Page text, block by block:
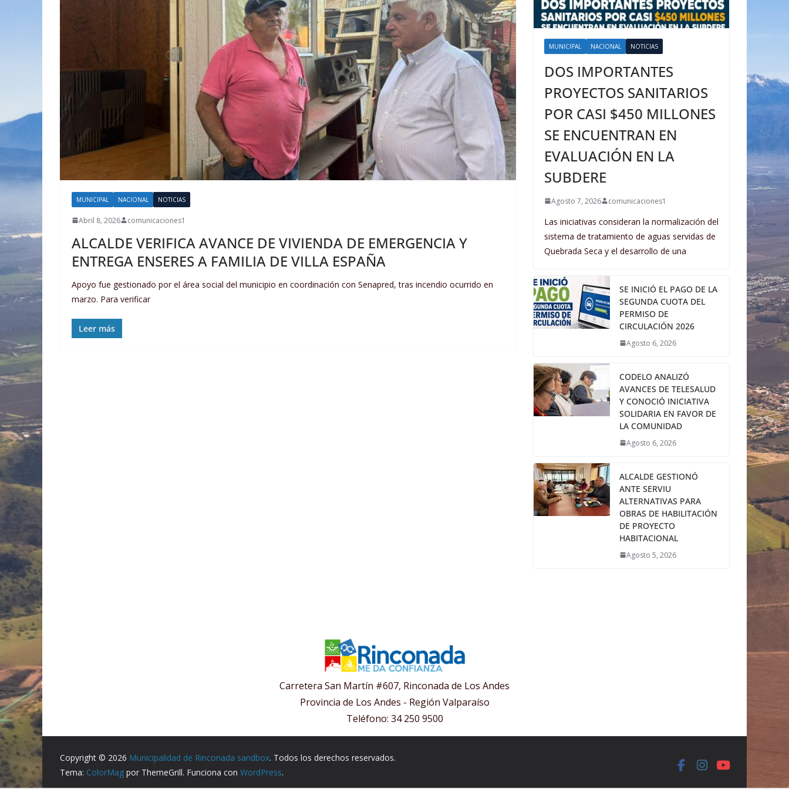
MUNICIPAL NACIONAL NOTICIAS
Abril 8, 2026 comunicaciones1
ALCALDE VERIFICA AVANCE DE VIVIENDA DE EMERGENCIA Y
ENTREGA ENSERES A FAMILIA DE VILLA ESPAÑA
Apoyo fue gestionado por el área social del municipio en coordinación con Senapred, tras incendio ocurrido en
marzo. Para verificar
Leer más
MUNICIPAL NACIONAL NOTICIAS
DOS IMPORTANTES
PROYECTOS SANITARIOS
POR CASI $450 MILLONES
SE ENCUENTRAN EN
EVALUACIÓN EN LA
SUBDERE
Agosto 7, 2026 comunicaciones1
Las iniciativas consideran la normalización del
sistema de tratamiento de aguas servidas de
Quebrada Seca y el desarrollo de una
SE INICIÓ EL PAGO DE LA
SEGUNDA CUOTA DEL
PERMISO DE
CIRCULACIÓN 2026
Agosto 6, 2026
CODELO ANALIZÓ
AVANCES DE TELESALUD
Y CONOCIÓ INICIATIVA
SOLIDARIA EN FAVOR DE
LA COMUNIDAD
Agosto 6, 2026
ALCALDE GESTIONÓ
ANTE SERVIU
ALTERNATIVAS PARA
OBRAS DE HABILITACIÓN
DE PROYECTO
HABITACIONAL
Agosto 5, 2026
Carretera San Martín #607, Rinconada de Los Andes
Provincia de Los Andes - Región Valparaíso
Teléfono: 34 250 9500
Copyright © 2026 Municipalidad de Rinconada sandbox. Todos los derechos reservados.
Tema: ColorMag por ThemeGrill. Funciona con WordPress.